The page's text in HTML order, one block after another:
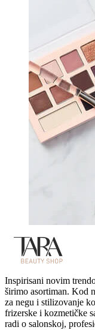
Inspirisani novim
širimo asortiman. Kod
za negu i stilizovanje
frizerske i kozmetičke
radi o salonskoj,